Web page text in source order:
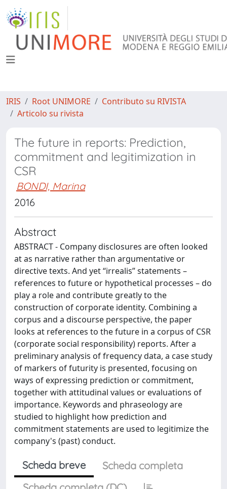
IRIS Root UNIMORE
Contributo su RIVISTA
Articolo su rivista
The future in reports: Prediction,
commitment and legitimization in
CSR
BONDI, Marina
2016
Abstract
ABSTRACT - Company disclosures are often looked
at as narrative rather than argumentative or
directive texts. And yet “irrealis” statements –
references to future or hypothetical processes – do
play a role and contribute greatly to the
construction of corporate identity. Combining a
corpus and a discourse perspective, the paper
looks at references to the future in a corpus of CSR
(corporate social responsibility) reports. After a
preliminary analysis of frequency data, a case study
of markers of futurity is presented, focusing on
ways of expressing prediction or commitment,
together with attitudinal values or evaluations of
importance. Keywords and phraseology are
studied to highlight how prediction and
commitment statements are used to legitimize the
company's (past) conduct.
Scheda breve
Scheda completa